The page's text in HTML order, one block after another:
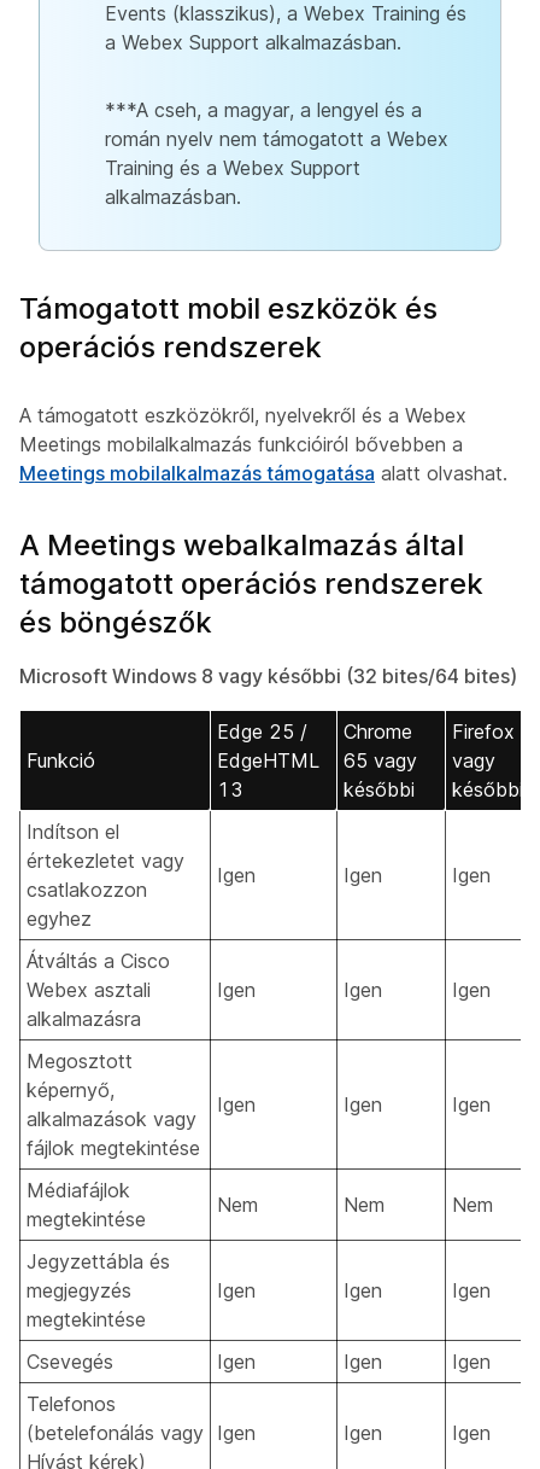
Events (klasszikus), a Webex Training és
a Webex Support alkalmazásban.
***A cseh, a magyar, a lengyel és a
román nyelv nem támogatott a Webex
Training és a Webex Support
alkalmazásban.
Támogatott mobil eszközök és
operációs rendszerek
A támogatott eszközökről, nyelvekről és a Webex
Meetings mobilalkalmazás funkcióiról bővebben a
Meetings mobilalkalmazás támogatása alatt olvashat.
A Meetings webalkalmazás által
támogatott operációs rendszerek
és böngészők
Microsoft Windows 8 vagy későbbi (32 bites/64 bites)
Funkció
Edge 25 /
EdgeHTML
13
Chrome
65 vagy
későbbi
Firefox
vagy
későbbi
Indítson el
értekezletet vagy
csatlakozzon
egyhez
Igen Igen Igen
Átváltás a Cisco
Webex asztali
alkalmazásra
Igen Igen Igen
Megosztott
képernyő,
alkalmazások vagy
fájlok megtekintése
Igen Igen Igen
Médiafájlok
megtekintése
Nem Nem Nem
Jegyzettábla és
megjegyzés
megtekintése
Igen Igen Igen
Csevegés Igen Igen
Igen
Telefonos
(betelefonálás vagy
Hívást kérek)
Igen Igen Igen